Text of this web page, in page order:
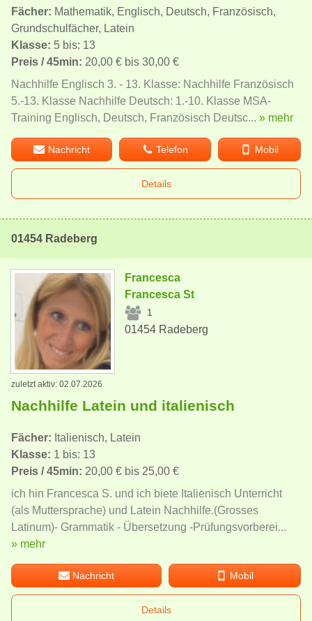
Fächer: Mathematik, Englisch, Deutsch, Französisch,
Grundschulfächer, Latein
Klasse: 5 bis: 13
Preis / 45min: 20,00 € bis 30,00 €
Nachhilfe Englisch 3. - 13. Klasse: Nachhilfe Französisch
5.-13. Klasse Nachhilfe Deutsch: 1.-10. Klasse MSA-
Training Englisch, Deutsch, Französisch Deutsc... » mehr
Nachricht Telefon Mobil
Details
01454 Radeberg
Francesca
Francesca St
1
01454 Radeberg
zuletzt aktiv: 02.07.2026
Nachhilfe Latein und italienisch
Fächer: Italienisch, Latein
Klasse: 1 bis: 13
Preis / 45min: 20,00 € bis 25,00 €
ich hin Francesca S. und ich biete Italienisch Unterricht
(als Muttersprache) und Latein Nachhilfe.(Grosses
Latinum)- Grammatik - Übersetzung -Prüfungsvorberei...
» mehr
Nachricht Mobil
Details